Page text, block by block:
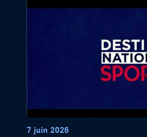
7 juin 2026